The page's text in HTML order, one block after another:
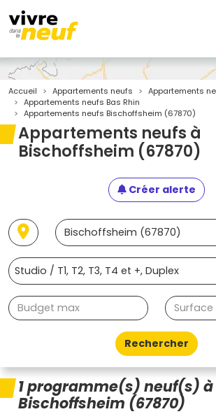
Accueil Appartements neufs
Appartements
Appartements neufs Bas Rhin
Appartements neufs Bischoffsheim (67870)
Appartements neufs à
Bischoffsheim (67870)
Créer alerte
Rechercher
1 programme(s) neuf(s) à
Bischoffsheim (67870)